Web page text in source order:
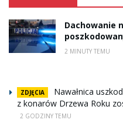
Dachowanie
2 MINUTY TEMU
ZDJĘCIA
Nawałnica
z konarów Drzewa Roku
2 GODZINY TEMU